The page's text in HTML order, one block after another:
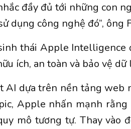
đầy đủ tới những con
dụng công nghệ đó”, ông
thái Apple Intelligence
ích, an toàn và bảo vệ
AI dựa trên nền tảng web
Apple nhấn mạnh
mô tương tự. Thay vào